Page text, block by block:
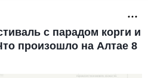
с парадом корги и
произошло на Алтае 8